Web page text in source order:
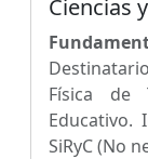
Ciencias
Física de
Educativo.
SiRyC (No